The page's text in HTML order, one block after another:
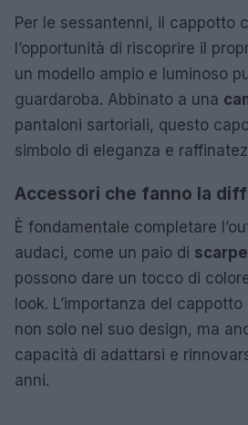
Per le sessantenni, il cappotto
l’opportunità di riscoprire il
un modello ampio e luminoso
guardaroba. Abbinato a una
pantaloni sartoriali, questo
simbolo di eleganza e
Accessori che fanno la
È fondamentale completare
audaci, come un paio di
possono dare un tocco di
look. L’importanza del
non solo nel suo design, ma
capacità di adattarsi e
anni.